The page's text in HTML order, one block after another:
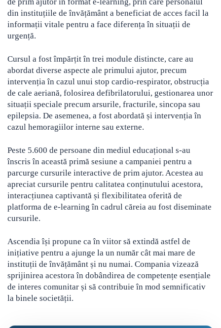
din instituțiile de învățământ a beneficiat de acces facil la
informații vitale pentru a face diferența în situații de
urgență.
Cursul a fost împărțit în trei module distincte, care au
abordat diverse aspecte ale primului ajutor, precum
intervenția în cazul unui stop cardio-respirator, obstrucția
de cale aeriană, folosirea defibrilatorului, gestionarea unor
situații speciale precum arsurile, fracturile, sincopa sau
epilepsia. De asemenea, a fost abordată și intervenția în
cazul hemoragiilor interne sau externe.
Peste 5.600 de persoane din mediul educațional s-au
înscris în această primă sesiune a campaniei pentru a
parcurge cursurile interactive de prim ajutor. Acestea au
apreciat cursurile pentru calitatea conținutului acestora,
interacțiunea captivantă și flexibilitatea oferită de
platforma de e-learning în cadrul căreia au fost diseminate
cursurile.
Ascendia își propune ca în viitor să extindă astfel de
inițiative pentru a ajunge la un număr cât mai mare de
instituții de învățământ și nu numai. Compania vizează
sprijinirea acestora în dobândirea de competențe esențiale
de interes comunitar și să contribuie în mod semnificativ
la binele societății.